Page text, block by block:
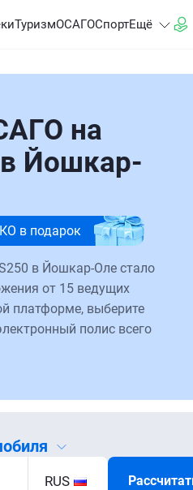
ТуризмОСАГОСпортЕщё
на
в Йошкар-
в подарок
в Йошкар-Оле стало
от 15 ведущих
платформе, выберите
полис всего
RUS